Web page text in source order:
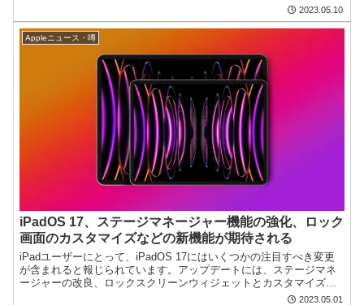
2023.05.10
Appleニュース・噂
iPadOS 17、ステージマネージャー機能の強化、ロック
画面のカスタマイズなどの新機能が期待される
iPadユーザーにとって、iPadOS 17にはいくつかの注目すべき変更
が含まれると報じられています。アップデートには、ステージマネ
ージャーの改良、ロックスクリーンウィジェットとカスタマイズの
2023.05.01